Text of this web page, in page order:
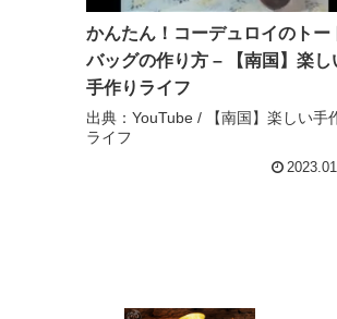
かんたん！コーデュロイのトー
バッグの作り方 – 【南国】楽し
手作りライフ
出典：YouTube / 【南国】楽しい手
ライフ